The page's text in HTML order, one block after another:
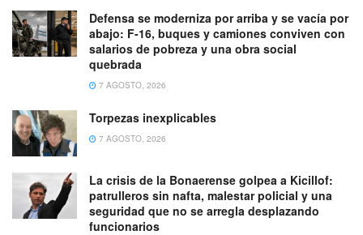
Defensa se moderniza por arriba y se vacía por
abajo: F-16, buques y camiones conviven con
salarios de pobreza y una obra social
quebrada
7 AGOSTO, 2026
Torpezas inexplicables
7 AGOSTO, 2026
La crisis de la Bonaerense golpea a Kicillof:
patrulleros sin nafta, malestar policial y una
seguridad que no se arregla desplazando
funcionarios